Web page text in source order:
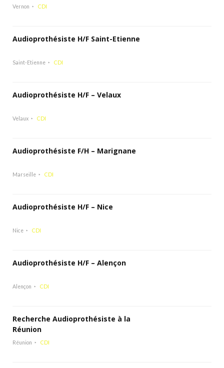
Vernon CDI
Audioprothésiste H/F Saint-Etienne
Saint-Etienne CDI
Audioprothésiste H/F – Velaux
Velaux CDI
Audioprothésiste F/H – Marignane
Marseille CDI
Audioprothésiste H/F – Nice
Nice CDI
Audioprothésiste H/F – Alençon
Alençon CDI
Recherche Audioprothésiste à la
Réunion
Réunion CDI